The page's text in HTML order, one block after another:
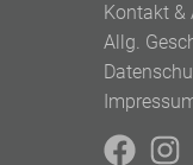
Kontakt &
Allg.